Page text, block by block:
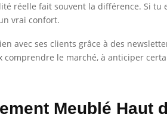
réelle fait souvent la différence. Si
vrai confort.
avec ses clients grâce à des
comprendre le marché, à anticiper
Meublé Haut